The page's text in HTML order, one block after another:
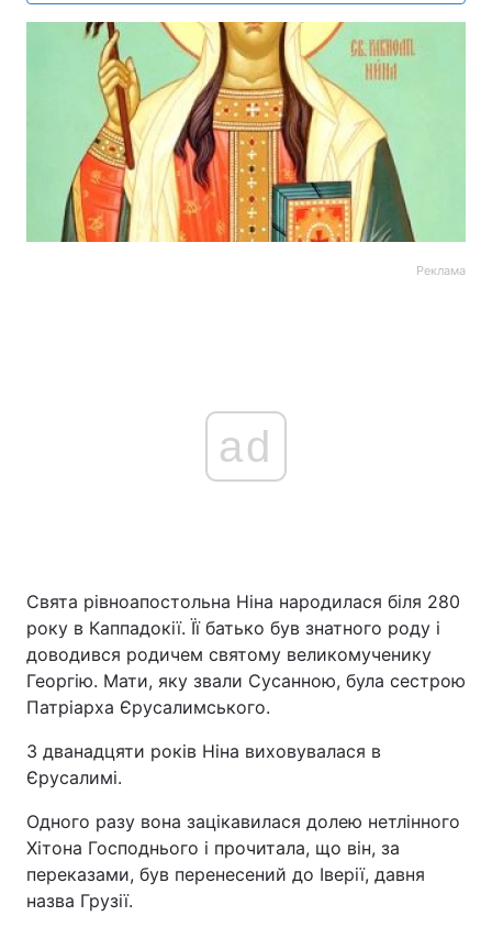
Реклама
ad
Свята рівноапостольна Ніна народилася біля 280
року в Каппадокії. Її батько був знатного роду і
доводився родичем святому великомученику
Георгію. Мати, яку звали Сусанною, була сестрою
Патріарха Єрусалимського.
З дванадцяти років Ніна виховувалася в
Єрусалимі.
Одного разу вона зацікавилася долею нетлінного
Хітона Господнього і прочитала, що він, за
переказами, був перенесений до Іверії, давня
назва Грузії.